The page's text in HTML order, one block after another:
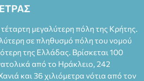
Βαγγέλης Θεοδωρόπουλος Είσοδος: :
Βιβλιοπωλείο Πάπυρος (Πλατεία
market (Δημοκρατίας 39 Ιεράπετρα)
3ο Γυμνάσιο Ιεράπετρας
21:15 Οργάνωση: ΚΝΩΣΟΣ
ΕΕ
τέταρτη μεγαλύτερη πόλη της Κρήτης.
σε πληθυσμό πόλη του νομού
της Ελλάδας. Βρίσκεται 100
από το Ηράκλειο, 242
και 36 χιλιόμετρα νότια από τον